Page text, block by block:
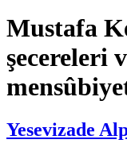
Mustafa
şecereleri
Yesevizade